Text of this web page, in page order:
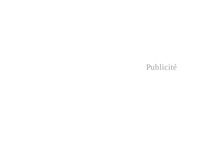
Publicité